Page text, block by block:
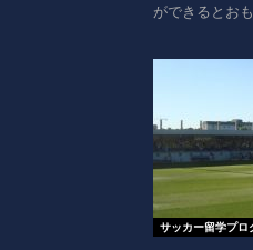
ができるとお
サッカー留学プロ